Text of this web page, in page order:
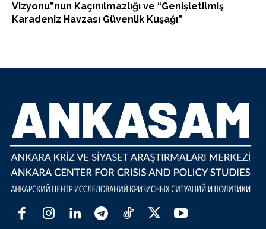
Vizyonu”nun Kaçınılmazlığı ve “Genişletilmiş
Karadeniz Havzası Güvenlik Kuşağı”